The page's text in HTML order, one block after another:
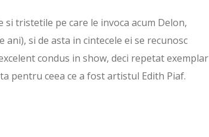
tristetile pe care le invoca acum Delon,
si de asta in cintecele ei se recunosc
condus in show, deci repetat exemplar
pentru ceea ce a fost artistul Edith Piaf.